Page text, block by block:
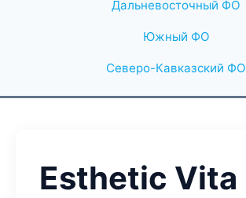
Дальневосточный ФО
Южный ФО
Северо-Кавказский ФО
Esthetic Vita